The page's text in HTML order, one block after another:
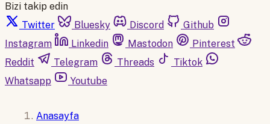
Bizi takip edin
Twitter
Bluesky Discord
Github
Instagram
Linkedin Mastodon
Pinterest
Reddit
Telegram Threads
Tiktok
Whatsapp
Youtube
Anasayfa